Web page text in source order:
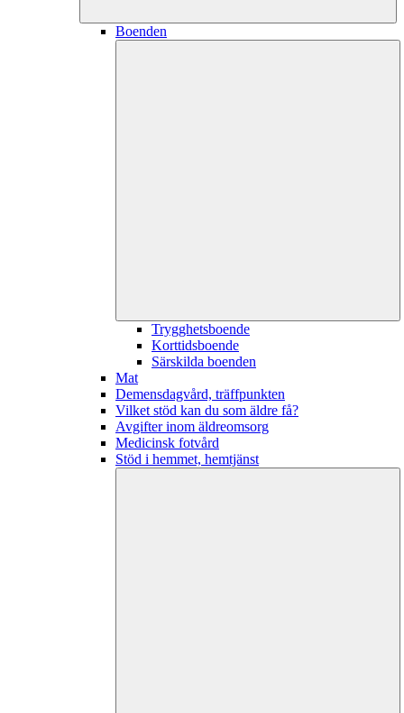
Boenden
Trygghetsboende
Korttidsboende
Särskilda boenden
Mat
Demensdagvård, träffpunkten
Vilket stöd kan du som äldre få?
Avgifter inom äldreomsorg
Medicinsk fotvård
Stöd i hemmet, hemtjänst